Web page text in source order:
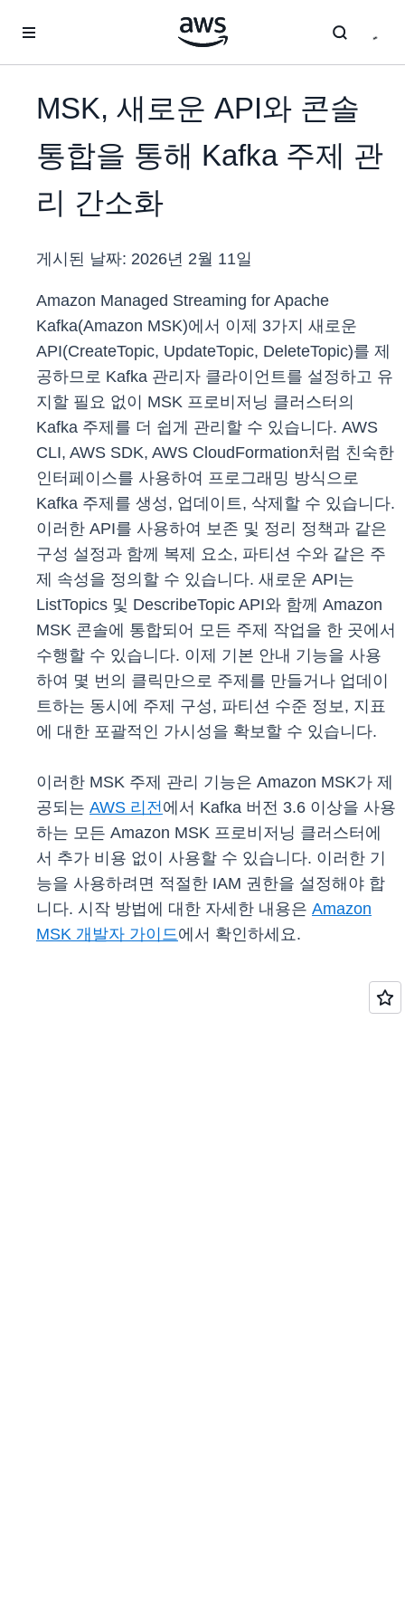
MSK, 새로운 API와 콘솔
통합을 통해 Kafka 주제 관
리 간소화
게시된 날짜: 2026년 2월 11일
Amazon Managed Streaming for Apache
Kafka(Amazon MSK)에서 이제 3가지 새로운
API(CreateTopic, UpdateTopic, DeleteTopic)를 제
공하므로 Kafka 관리자 클라이언트를 설정하고 유
지할 필요 없이 MSK 프로비저닝 클러스터의
Kafka 주제를 더 쉽게 관리할 수 있습니다. AWS
CLI, AWS SDK, AWS CloudFormation처럼 친숙한
인터페이스를 사용하여 프로그래밍 방식으로
Kafka 주제를 생성, 업데이트, 삭제할 수 있습니다.
이러한 API를 사용하여 보존 및 정리 정책과 같은
구성 설정과 함께 복제 요소, 파티션 수와 같은 주
제 속성을 정의할 수 있습니다. 새로운 API는
ListTopics 및 DescribeTopic API와 함께 Amazon
MSK 콘솔에 통합되어 모든 주제 작업을 한 곳에서
수행할 수 있습니다. 이제 기본 안내 기능을 사용
하여 몇 번의 클릭만으로 주제를 만들거나 업데이
트하는 동시에 주제 구성, 파티션 수준 정보, 지표
에 대한 포괄적인 가시성을 확보할 수 있습니다.
이러한 MSK 주제 관리 기능은 Amazon MSK가 제
공되는 AWS 리전에서 Kafka 버전 3.6 이상을 사용
하는 모든 Amazon MSK 프로비저닝 클러스터에
서 추가 비용 없이 사용할 수 있습니다. 이러한 기
능을 사용하려면 적절한 IAM 권한을 설정해야 합
니다. 시작 방법에 대한 자세한 내용은 Amazon
MSK 개발자 가이드에서 확인하세요.